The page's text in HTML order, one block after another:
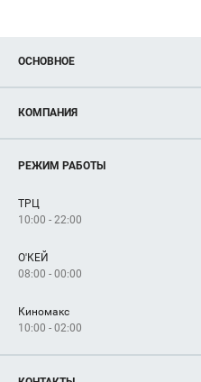
ОСНОВНОЕ
Новости
Магазины
Услуги
КОМПАНИЯ
Рекламодателям
Как добраться
РЕЖИМ РАБОТЫ
ТРЦ
10:00 - 22:00
О'КЕЙ
08:00 - 00:00
Киномакс
10:00 - 02:00